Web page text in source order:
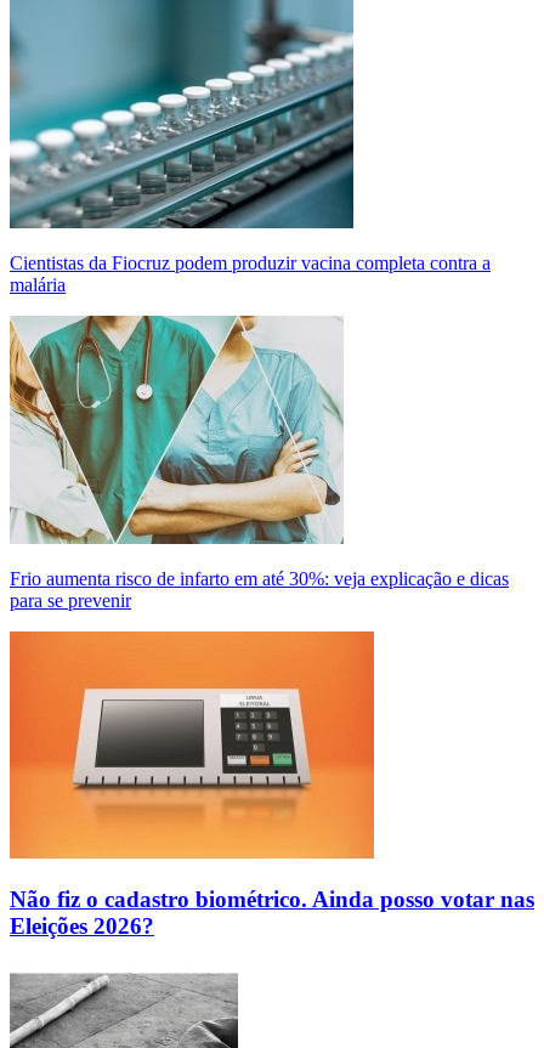
Cientistas da Fiocruz podem produzir vacina completa contra a
malária
Frio aumenta risco de infarto em até 30%: veja explicação e dicas
para se prevenir
Não fiz o cadastro biométrico. Ainda posso votar nas
Eleições 2026?